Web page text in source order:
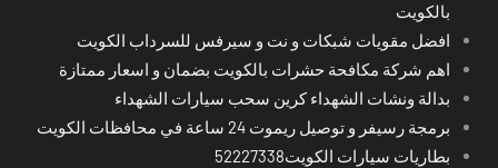
بالكويت
افضل مقويات شبكات و نت و سيرفس للسرداب الكويت
اهم شركة مكافحة حشرات بالكويت بضمان و اسعار ممتازة
بدالة ونشات الشهداء كرين سحب سيارات الشهداء
برمجة رسيفر و توصيل ريموت 24 ساعة في محافظات الكويت
بطاريات سيارات الكويت52227338